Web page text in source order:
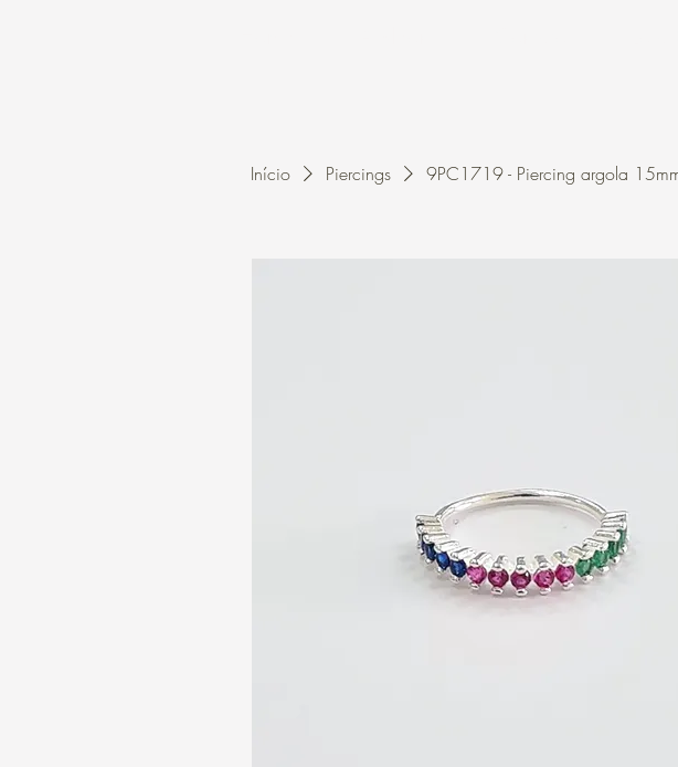
Início Piercings 9PC1719 - Piercing argola